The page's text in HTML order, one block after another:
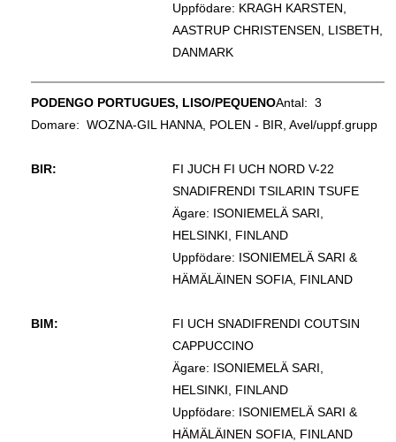
Uppfödare: KRAGH KARSTEN,
AASTRUP CHRISTENSEN, LISBETH,
DANMARK
PODENGO PORTUGUES, LISO/PEQUENOAntal: 3
Domare: WOZNA-GIL HANNA, POLEN - BIR, Avel/uppf.grupp
BIR:
FI JUCH FI UCH NORD V-22
SNADIFRENDI TSILARIN TSUFE
Ägare: ISONIEMELÄ SARI,
HELSINKI, FINLAND
Uppfödare: ISONIEMELÄ SARI &
HÄMÄLÄINEN SOFIA, FINLAND
BIM:
FI UCH SNADIFRENDI COUTSIN
CAPPUCCINO
Ägare: ISONIEMELÄ SARI,
HELSINKI, FINLAND
Uppfödare: ISONIEMELÄ SARI &
HÄMÄLÄINEN SOFIA, FINLAND